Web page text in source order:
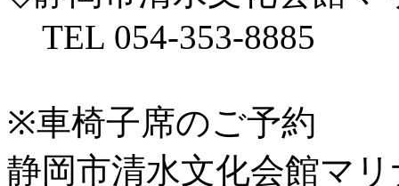
TEL 054-353-8885
※車椅子席のご予約
静岡市清水文化会館マ